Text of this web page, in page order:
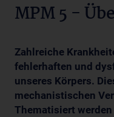
MPM 5 -
Zahlreiche
fehlerhaften und
unseres Körpers.
mechanistischen
Thematisiert